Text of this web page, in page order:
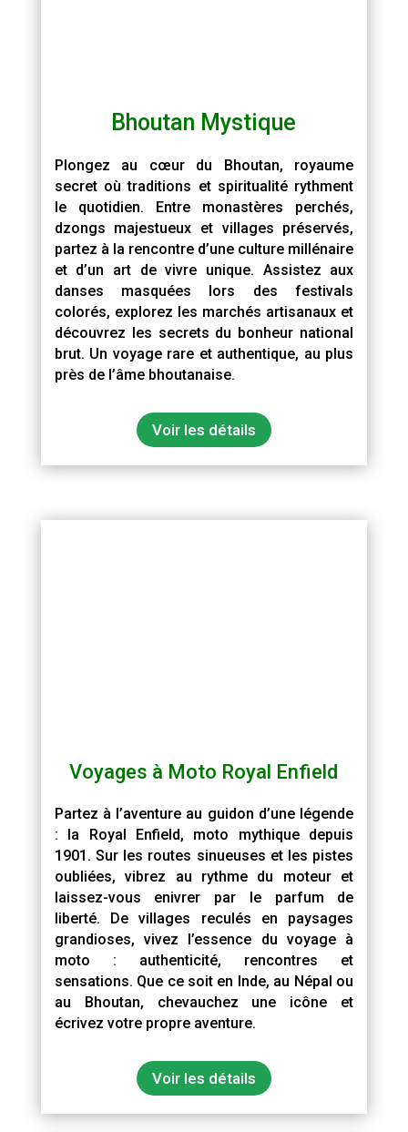
Bhoutan Mystique
Plongez au cœur du Bhoutan, royaume
secret où traditions et spiritualité rythment
le quotidien. Entre monastères perchés,
dzongs majestueux et villages préservés,
partez à la rencontre d’une culture millénaire
et d’un art de vivre unique. Assistez aux
danses masquées lors des festivals
colorés, explorez les marchés artisanaux et
découvrez les secrets du bonheur national
brut. Un voyage rare et authentique, au plus
près de l’âme bhoutanaise.
Voir les détails
Voyages à Moto Royal Enfield
Partez à l’aventure au guidon d’une légende
: la Royal Enfield, moto mythique depuis
1901. Sur les routes sinueuses et les pistes
oubliées, vibrez au rythme du moteur et
laissez-vous enivrer par le parfum de
liberté. De villages reculés en paysages
grandioses, vivez l’essence du voyage à
moto : authenticité, rencontres et
sensations. Que ce soit en Inde, au Népal ou
au Bhoutan, chevauchez une icône et
écrivez votre propre aventure.
Voir les détails